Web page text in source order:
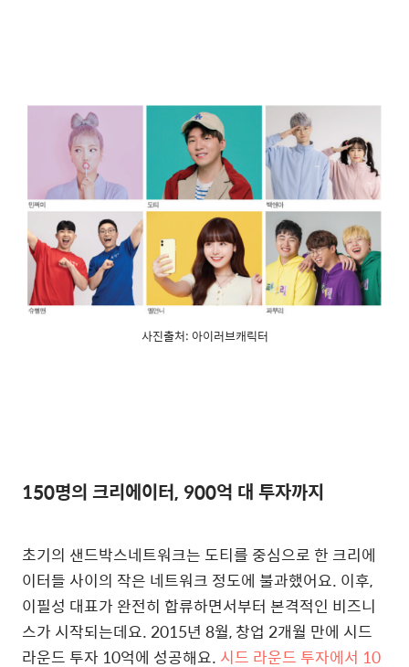
사진출처: 아이러브캐릭터
150명의 크리에이터, 900억 대 투자까지
초기의 샌드박스네트워크는 도티를 중심으로 한 크리에
이터들 사이의 작은 네트워크 정도에 불과했어요. 이후,
이필성 대표가 완전히 합류하면서부터 본격적인 비즈니
스가 시작되는데요. 2015년 8월, 창업 2개월 만에 시드
라운드 투자 10억에 성공해요. 시드 라운드 투자에서 10